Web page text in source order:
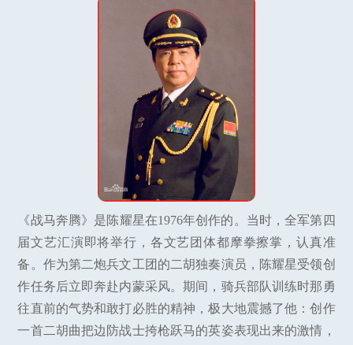
《战马奔腾》是陈耀星在1976年创作的。当时，全军第四
届文艺汇演即将举行，各文艺团体都摩拳擦掌，认真准
备。作为第二炮兵文工团的二胡独奏演员，陈耀星受领创
作任务后立即奔赴内蒙采风。期间，骑兵部队训练时那勇
往直前的气势和敢打必胜的精神，极大地震撼了他：创作
一首二胡曲把边防战士挎枪跃马的英姿表现出来的激情，